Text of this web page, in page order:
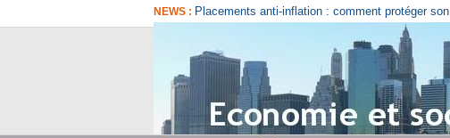
NEWS : Comment bien choisir son logiciel de facturation ?